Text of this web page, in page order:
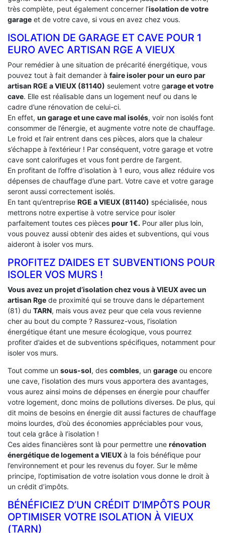
très complète, peut également concerner l’isolation de votre
garage et de votre cave, si vous en avez chez vous.
ISOLATION DE GARAGE ET CAVE POUR 1
EURO AVEC ARTISAN RGE A VIEUX
Pour remédier à une situation de précarité énergétique, vous
pouvez tout à fait demander à faire isoler pour un euro par
artisan RGE a VIEUX (81140) seulement votre garage et votre
cave. Elle est réalisable dans un logement neuf ou dans le
cadre d’une rénovation de celui-ci.
En effet, un garage et une cave mal isolés, voir non isolés font
consommer de l’énergie, et augmente votre note de chauffage.
Le froid et l’air entrent dans ces pièces, alors que la chaleur
s’échappe à l’extérieur ! Par conséquent, votre garage et votre
cave sont calorifuges et vous font perdre de l’argent.
En profitant de l’offre d’isolation à 1 euro, vous allez réduire vos
dépenses de chauffage d’une part. Votre cave et votre garage
seront aussi correctement isolés.
En tant qu’entreprise RGE a VIEUX (81140) spécialisée, nous
mettrons notre expertise à votre service pour isoler
parfaitement toutes ces pièces pour 1€. Pour aller plus loin,
vous pouvez aussi obtenir des aides et subventions, qui vous
aideront à isoler vos murs.
PROFITEZ D’AIDES ET SUBVENTIONS POUR
ISOLER VOS MURS !
Vous avez un projet d’isolation chez vous à VIEUX avec un
artisan Rge de proximité qui se trouve dans le département
(81) du TARN, mais vous avez peur que cela vous revienne
cher au bout du compte ? Rassurez-vous, l’isolation
énergétique étant une mesure écologique, vous pourrez
profiter d’aides et de subventions spécifiques, notamment pour
isoler vos murs.
Tout comme un sous-sol, des combles, un garage ou encore
une cave, l’isolation des murs vous apportera des avantages,
vous aurez ainsi moins de dépenses en énergie pour chauffer
votre logement, donc moins de pollutions diverses. De plus, qui
dit moins de besoins en énergie dit aussi factures de chauffage
moins lourdes, d’où des économies appréciables pour vous,
tout cela grâce à l’isolation !
Ces aides financières sont là pour permettre une rénovation
énergétique de logement aVIEUXà la fois bénéfique pour
l’environnement et pour les revenus du foyer. Sur le même
principe, l’optimisation de votre isolation vous donne le droit à
un crédit d’impôts.
BÉNÉFICIEZ D’UN CRÉDIT D’IMPÔTS POUR
OPTIMISER VOTRE ISOLATION À ‎VIEUX
(TARN)